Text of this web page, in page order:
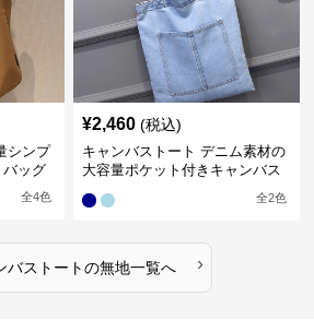
シンプ
バッグ
全4色
¥2,460 (税込)
キャンバストート デニム素材の
大容量ポケット付きキャンバス
全2色
バストートの無地一覧へ ›